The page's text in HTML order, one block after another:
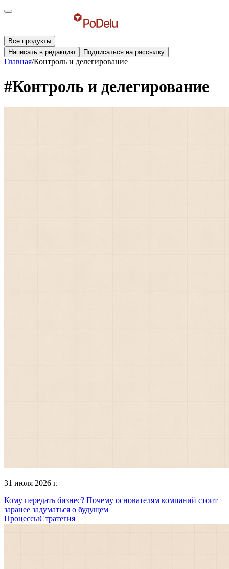
Все продукты
Написать в редакцию
Подписаться на рассылку
Главная/Контроль и делегирование
#Контроль и делегирование
31 июля 2026 г.
Кому передать бизнес? Почему основателям компаний стоит
заранее задуматься о будущем
ПроцессыСтратегия